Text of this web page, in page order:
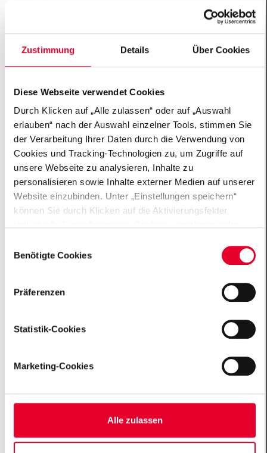
Zustimmung Details Über Cookies
Diese Webseite verwendet Cookies
Durch Klicken auf „Alle zulassen“ oder auf „Auswahl
erlauben“ nach der Auswahl einzelner Tools, stimmen Sie
der Verarbeitung Ihrer Daten durch die Verwendung von
Cookies und Tracking-Technologien zu, um Zugriffe auf
unsere Webseite zu analysieren, Inhalte zu
personalisieren sowie Inhalte externer Medien auf unserer
Website einzubinden. Unter „Einstellungen speichern“
können Sie durch Klicken auf die Aktivierungsfelder
Einwilligung erteilen. Sie können die erteilte Einwilligung
auch später jederzeit über das Cookie Board widerrufen.
Funktionalität der Website technisch zwingend
Datenschutzhinweisen („
Benötigte Cookies
Präferenzen
Statistik-Cookies
Marketing-Cookies
Alle zulassen
Die Gemeinnützige Hertie-Stiftung
fördert Neurowissenschaften und
Demokratie und führt Projekte
Beständigkeit.
Kommunalparlament entscheiden, Projekte
Stiftung vermitteln Kenntnisse und Kompetenzen, die